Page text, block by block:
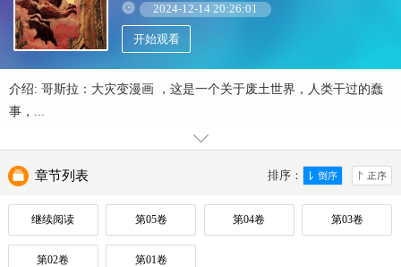
2024-12-14 20:26:01
开始观看
介绍: 哥斯拉：大灾变漫画 ，这是一个关于废土世界，人类干过的蠢
事，...
排序：
章节列表
继续阅读 第05卷 第04卷 第03卷
第02卷 第01卷